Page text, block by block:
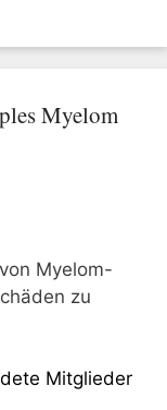
Myelom
Myelom-
zu
Mitglieder